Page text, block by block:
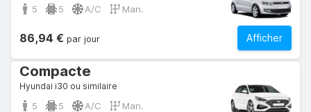
5 5 A/C Man.
Afficher
86,94 € par jour
Compacte
Hyundai i30 ou similaire
5 5 A/C Man.